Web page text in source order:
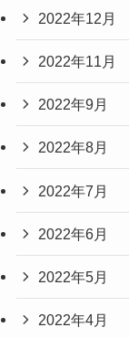
2022年12月
2022年11月
2022年9月
2022年8月
2022年7月
2022年6月
2022年5月
2022年4月